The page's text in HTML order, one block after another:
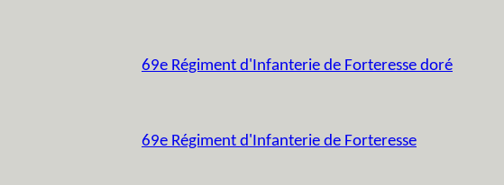
69e Régiment d'Infanterie de Forteresse doré
69e Régiment d'Infanterie de Forteresse